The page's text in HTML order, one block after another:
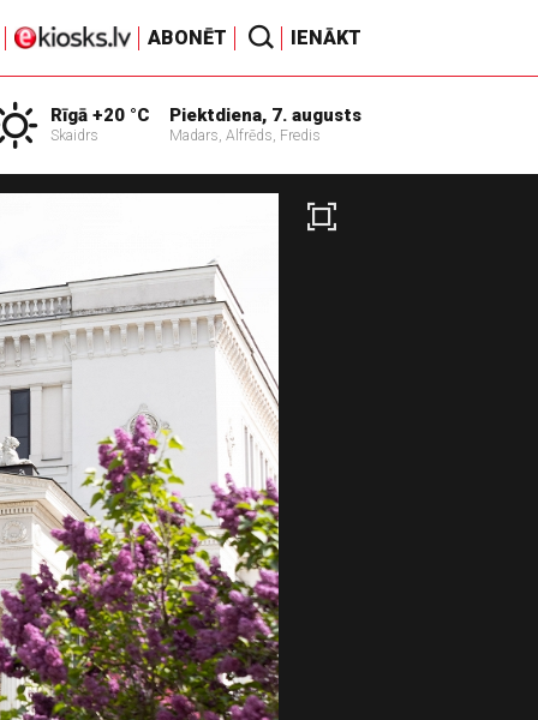
ABONĒT IENĀKT
Rīgā +20 °C
Skaidrs
Piektdiena, 7. augusts
Madars, Alfrēds, Fredis